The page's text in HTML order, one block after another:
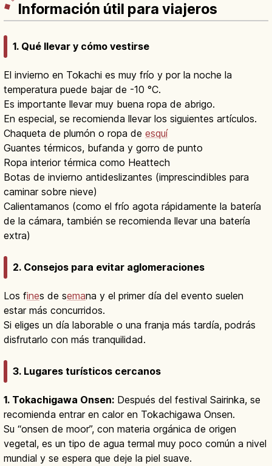
Información útil para viajeros
1. Qué llevar y cómo vestirse
El invierno en Tokachi es muy frío y por la noche la
temperatura puede bajar de -10 °C.
Es importante llevar muy buena ropa de abrigo.
En especial, se recomienda llevar los siguientes artículos.
Chaqueta de plumón o ropa de esquí
Guantes térmicos, bufanda y gorro de punto
Ropa interior térmica como Heattech
Botas de invierno antideslizantes (imprescindibles para
caminar sobre nieve)
Calientamanos (como el frío agota rápidamente la batería
de la cámara, también se recomienda llevar una batería
extra)
2. Consejos para evitar aglomeraciones
Los fines de semana y el primer día del evento suelen
estar más concurridos.
Si eliges un día laborable o una franja más tardía, podrás
disfrutarlo con más tranquilidad.
3. Lugares turísticos cercanos
1. Tokachigawa Onsen: Después del festival Sairinka, se
recomienda entrar en calor en Tokachigawa Onsen.
Su “onsen de moor”, con materia orgánica de origen
vegetal, es un tipo de agua termal muy poco común a nivel
mundial y se espera que deje la piel suave.